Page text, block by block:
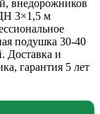
внедорожников
3×1,5 м
подушка 30-40
Доставка и
гарантия 5 лет